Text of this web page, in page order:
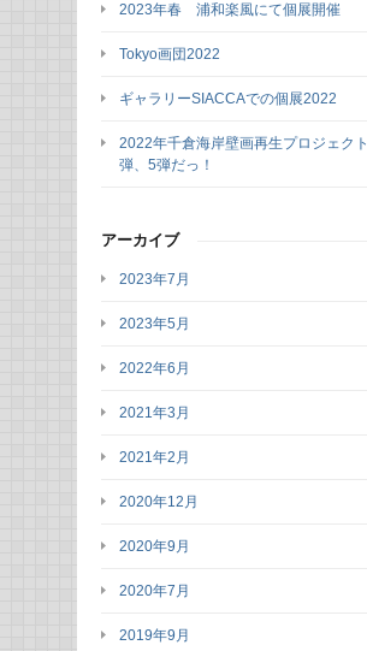
2023年春 浦和楽風にて個展開催
Tokyo画団2022
ギャラリーSIACCAでの個展2022
2022年千倉海岸壁画再生プロジェク
弾、5弾だっ！
アーカイブ
2023年7月
2023年5月
2022年6月
2021年3月
2021年2月
2020年12月
2020年9月
2020年7月
2019年9月